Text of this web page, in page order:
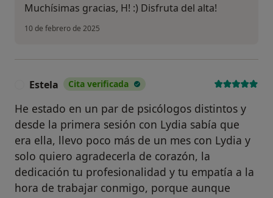
Muchísimas gracias, H! :) Disfruta del alta!
10 de febrero de 2025
Estela Cita verificada
He estado en un par de psicólogos distintos y
desde la primera sesión con Lydia sabía que
era ella, llevo poco más de un mes con Lydia y
solo quiero agradecerla de corazón, la
dedicación tu profesionalidad y tu empatía a la
hora de trabajar conmigo, porque aunque